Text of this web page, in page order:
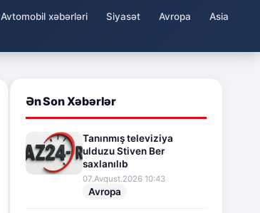
Avtomobil xəbərləri Siyasət Avropa
Asia
Ən Son Xəbərlər
Tanınmış televiziya
ulduzu Stiven Ber
saxlanılıb
07.Avqust.2026 10:43
Avropa